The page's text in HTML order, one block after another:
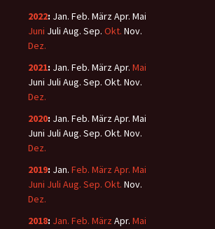
2022: Jan. Feb. MärzApr. Mai
Juni Juli Aug. Sep. Okt. Nov.
Dez.
2021: Jan. Feb. MärzApr. Mai
Juni Juli Aug. Sep. Okt. Nov.
Dez.
2020: Jan. Feb. MärzApr. Mai
Juni Juli Aug. Sep. Okt. Nov.
Dez.
2019: Jan. Feb. März Apr. Mai
Juni Juli Aug. Sep. Okt. Nov.
Dez.
2018: Jan. Feb. März Apr. Mai